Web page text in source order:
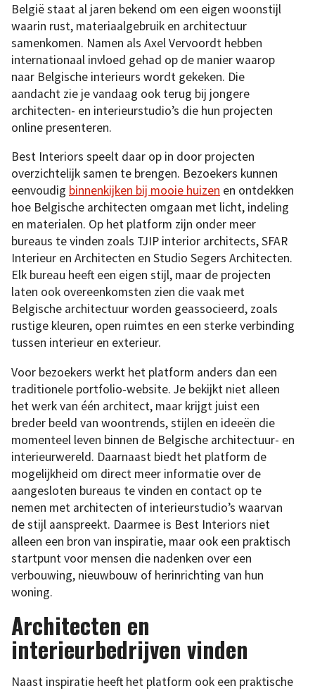
België staat al jaren bekend om een eigen woonstijl
waarin rust, materiaalgebruik en architectuur
samenkomen. Namen als Axel Vervoordt hebben
internationaal invloed gehad op de manier waarop
naar Belgische interieurs wordt gekeken. Die
aandacht zie je vandaag ook terug bij jongere
architecten- en interieurstudio’s die hun projecten
online presenteren.
Best Interiors speelt daar op in door projecten
overzichtelijk samen te brengen. Bezoekers kunnen
eenvoudig binnenkijken bij mooie huizen en ontdekken
hoe Belgische architecten omgaan met licht, indeling
en materialen. Op het platform zijn onder meer
bureaus te vinden zoals TJIP interior architects, SFAR
Interieur en Architecten en Studio Segers Architecten.
Elk bureau heeft een eigen stijl, maar de projecten
laten ook overeenkomsten zien die vaak met
Belgische architectuur worden geassocieerd, zoals
rustige kleuren, open ruimtes en een sterke verbinding
tussen interieur en exterieur.
Voor bezoekers werkt het platform anders dan een
traditionele portfolio-website. Je bekijkt niet alleen
het werk van één architect, maar krijgt juist een
breder beeld van woontrends, stijlen en ideeën die
momenteel leven binnen de Belgische architectuur- en
interieurwereld. Daarnaast biedt het platform de
mogelijkheid om direct meer informatie over de
aangesloten bureaus te vinden en contact op te
nemen met architecten of interieurstudio’s waarvan
de stijl aanspreekt. Daarmee is Best Interiors niet
alleen een bron van inspiratie, maar ook een praktisch
startpunt voor mensen die nadenken over een
verbouwing, nieuwbouw of herinrichting van hun
woning.
Architecten en
interieurbedrijven vinden
Naast inspiratie heeft het platform ook een praktische